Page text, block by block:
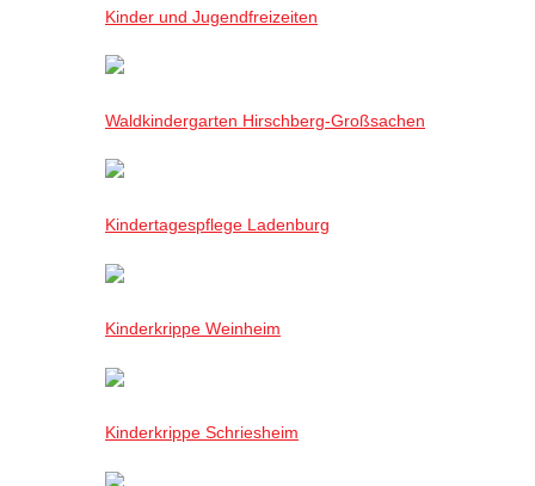
Kinder und Jugendfreizeiten
Waldkindergarten Hirschberg-Großsachen
Kindertagespflege Ladenburg
Kinderkrippe Weinheim
Kinderkrippe Schriesheim